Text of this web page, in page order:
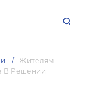
Жителям
В Решении